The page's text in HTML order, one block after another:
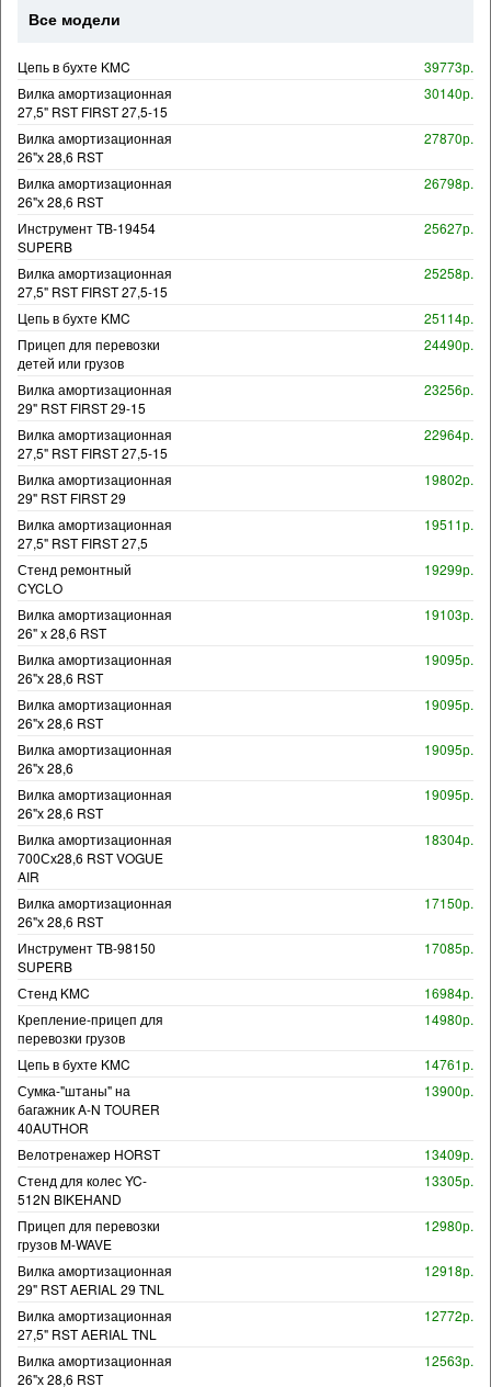
Все модели
Цепь в бухте KMC
39773р.
Вилка амортизационная
27,5" RST FIRST 27,5-15
30140р.
Вилка амортизационная
26"х 28,6 RST
27870р.
Вилка амортизационная
26"х 28,6 RST
26798р.
Инструмент TB-19454
SUPERB
25627р.
Вилка амортизационная
27,5" RST FIRST 27,5-15
25258р.
Цепь в бухте KMC
25114р.
Прицеп для перевозки
детей или грузов
24490р.
Вилка амортизационная
29" RST FIRST 29-15
23256р.
Вилка амортизационная
27,5" RST FIRST 27,5-15
22964р.
Вилка амортизационная
29" RST FIRST 29
19802р.
Вилка амортизационная
27,5" RST FIRST 27,5
19511р.
Стенд ремонтный
CYCLO
19299р.
Вилка амортизационная
26" х 28,6 RST
19103р.
Вилка амортизационная
26"х 28,6 RST
19095р.
Вилка амортизационная
26"х 28,6 RST
19095р.
Вилка амортизационная
26"х 28,6
19095р.
Вилка амортизационная
26"х 28,6 RST
19095р.
Вилка амортизационная
700Сх28,6 RST VOGUE
AIR
18304р.
Вилка амортизационная
26"х 28,6 RST
17150р.
Инструмент TB-98150
SUPERB
17085р.
Стенд KMC
16984р.
Крепление-прицеп для
перевозки грузов
14980р.
Цепь в бухте KMC
14761р.
Сумка-"штаны" на
багажник A-N TOURER
40AUTHOR
13900р.
Велотренажер HORST
13409р.
Стенд для колес YC-
512N BIKEHAND
13305р.
Прицеп для перевозки
грузов M-WAVE
12980р.
Вилка амортизационная
29" RST AERIAL 29 TNL
12918р.
Вилка амортизационная
27,5" RST AERIAL TNL
12772р.
Вилка амортизационная
26"х 28,6 RST
12563р.